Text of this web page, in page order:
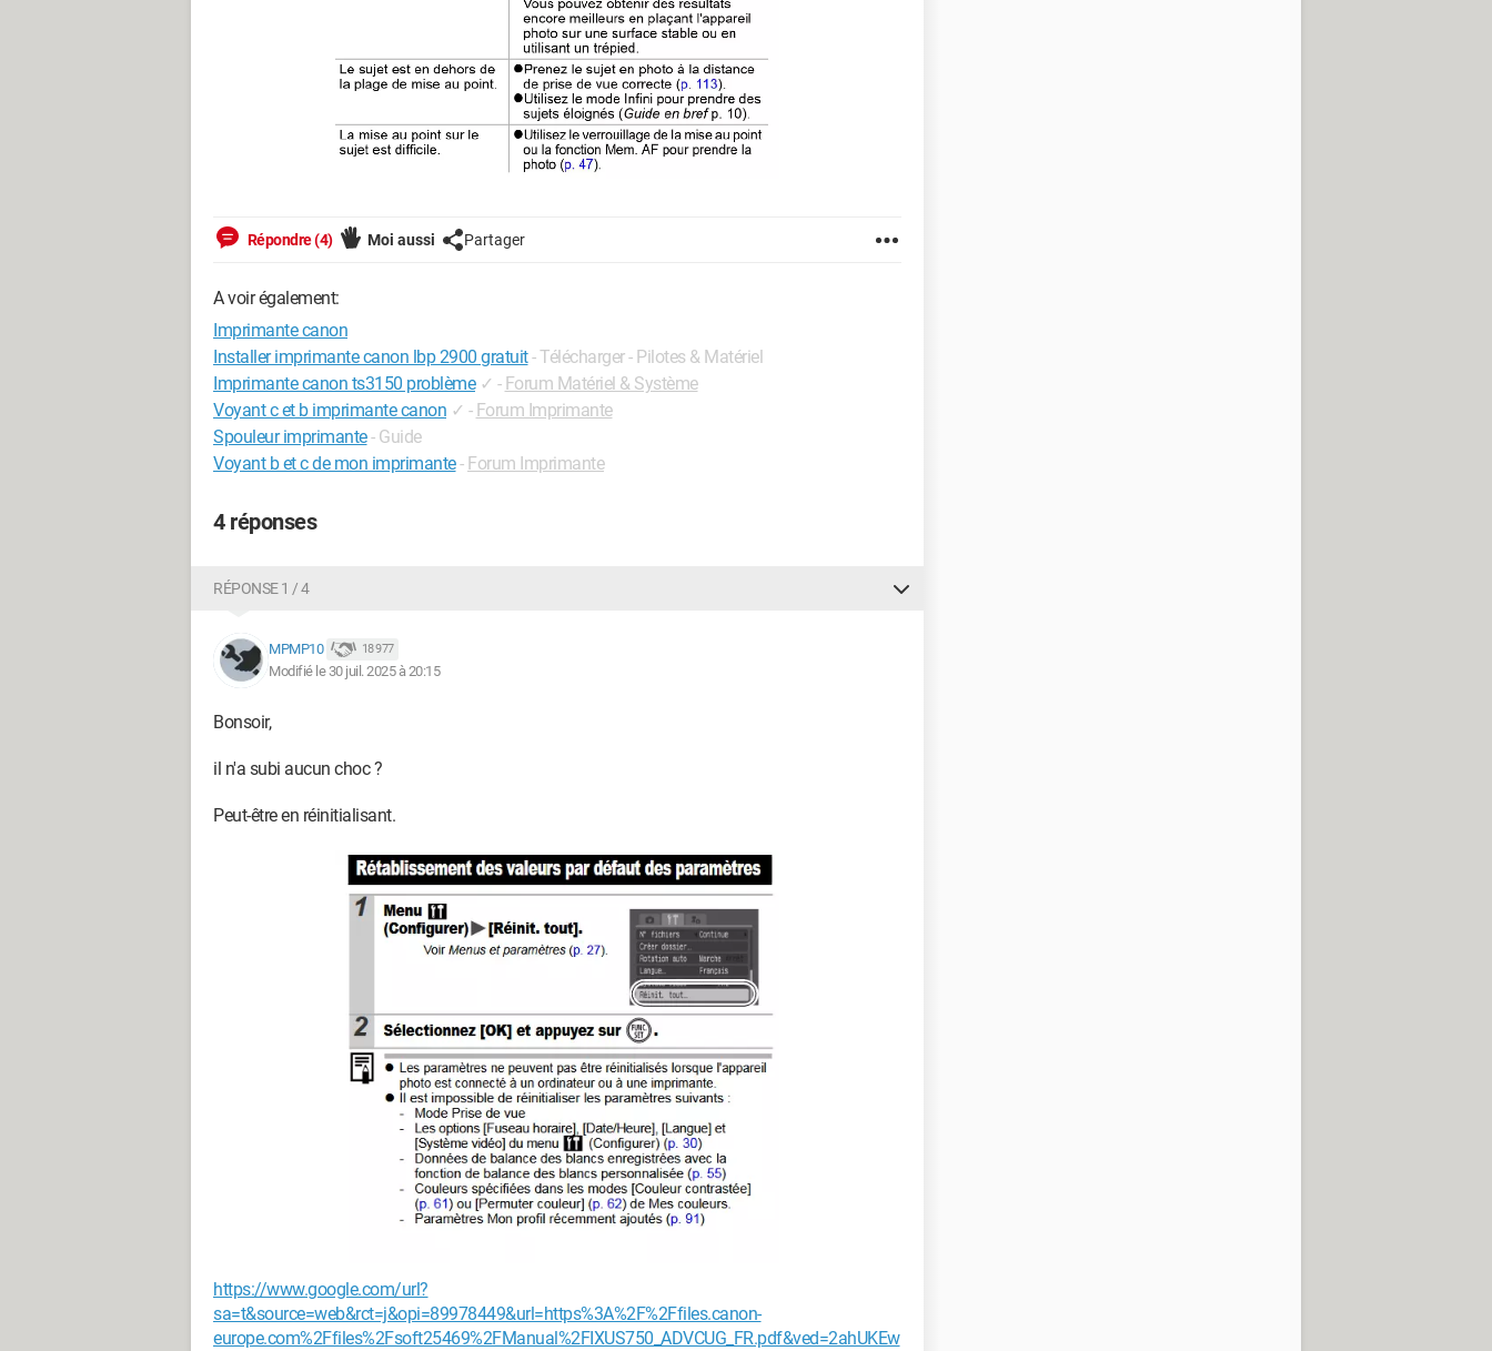
Répondre (4) Moi aussi Partager
A voir également:
Imprimante canon
Installer imprimante canon lbp 2900 gratuit- Télécharger - Pilotes & Matériel
Imprimante canon ts3150 problème ✓ - Forum Matériel & Système
Voyant c et b imprimante canon ✓ - Forum Imprimante
Spouleur imprimante- Guide
Voyant b et c de mon imprimante- Forum Imprimante
4 réponses
RÉPONSE 1 / 4
MPMP10 18 977
Modifié le 30 juil. 2025 à 20:15
Bonsoir,
il n'a subi aucun choc ?
Peut-être en réinitialisant.
https://www.google.com/url?
sa=t&source=web&rct=j&opi=89978449&url=https%3A%2F%2Ffiles.canon-
europe.com%2Ffiles%2Fsoft25469%2FManual%2FIXUS750_ADVCUG_FR.pdf&ved=2ahUKEw